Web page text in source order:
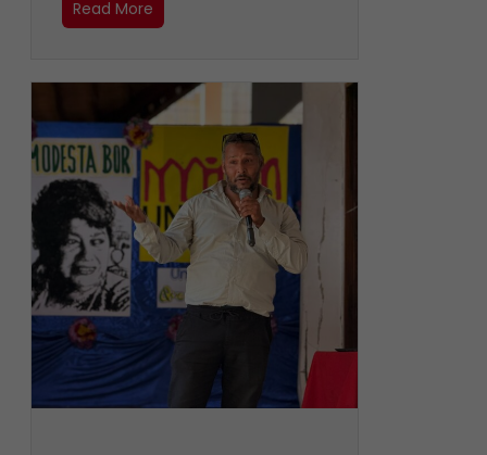
Read More